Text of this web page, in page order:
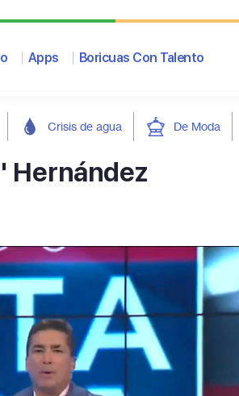
Apps Boricuas Con Talento
Crisis de agua De Moda
Hernández